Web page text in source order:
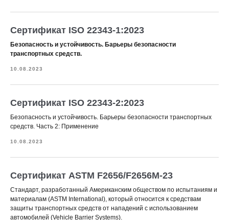
Сертификат ISO 22343-1:2023
Безопасность и устойчивость. Барьеры безопасности
транспортных средств.
10.08.2023
Сертификат ISO 22343-2:2023
Безопасность и устойчивость. Барьеры безопасности транспортных
средств. Часть 2: Применение
10.08.2023
Сертификат ASTM F2656/F2656M-23
Стандарт, разработанный Американским обществом по испытаниям и
материалам (ASTM International), который относится к средствам
защиты транспортных средств от нападений с использованием
автомобилей (Vehicle Barrier Systems).